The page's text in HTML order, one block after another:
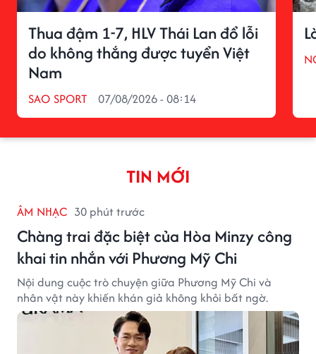
Thua đậm 1-7, HLV Thái Lan đổ lỗi
do không thắng được tuyển Việt
Nam
SAO SPORT 07/08/2026 - 08:14
TIN MỚI
ÂM NHẠC 30 phút trước
Chàng trai đặc biệt của Hòa Minzy công
khai tin nhắn với Phương Mỹ Chi
Nội dung cuộc trò chuyện giữa Phương Mỹ Chi và
nhân vật này khiến khán giả không khỏi bất ngờ.